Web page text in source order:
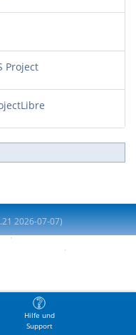
Hilfe und
Support
Project
2026-07-07)